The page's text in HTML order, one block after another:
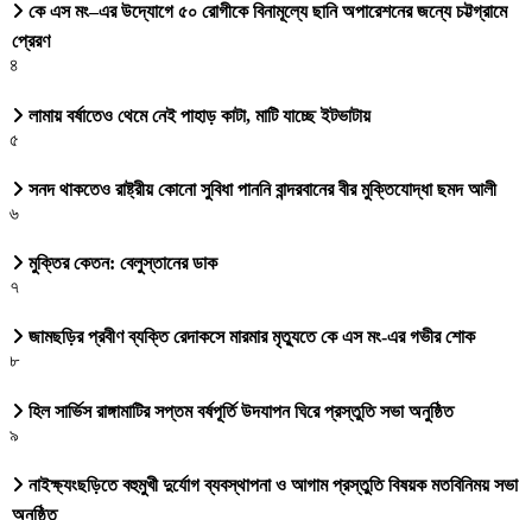
কে এস মং–এর উদ্যোগে ৫০ রোগীকে বিনামূল্যে ছানি অপারেশনের জন্যে চট্টগ্রামে
প্রেরণ
৪
লামায় বর্ষাতেও থেমে নেই পাহাড় কাটা, মাটি যাচ্ছে ইটভাটায়
৫
সনদ থাকতেও রাষ্ট্রীয় কোনো সুবিধা পাননি বান্দরবানের বীর মুক্তিযোদ্ধা ছমদ আলী
৬
মুক্তির কেতন: বেলুস্তানের ডাক
৭
জামছড়ির প্রবীণ ব্যক্তি রেদাকসে মারমার মৃত্যুতে কে এস মং-এর গভীর শোক
৮
হিল সার্ভিস রাঙ্গামাটির সপ্তম বর্ষপূর্তি উদযাপন ঘিরে প্রস্তুতি সভা অনুষ্ঠিত
৯
নাইক্ষ্যংছড়িতে বহুমুখী দুর্যোগ ব্যবস্থাপনা ও আগাম প্রস্তুতি বিষয়ক মতবিনিময় সভা
অনুষ্ঠিত